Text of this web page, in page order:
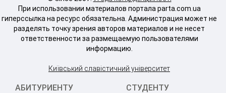
При использовании материалов портала parta.com.ua
гиперссылка на ресурс обязательна. Администрация может не
разделять точку зрения авторов материалов и не несет
ответственности за размещаемую пользователями
информацию.
Київський славістичний університет
АБИТУРИЕНТУ СТУДЕНТУ